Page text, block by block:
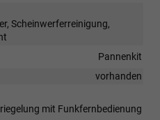
Scheinwerferreinigung,
Pannenkit
vorhanden
mit Funkfernbedienung